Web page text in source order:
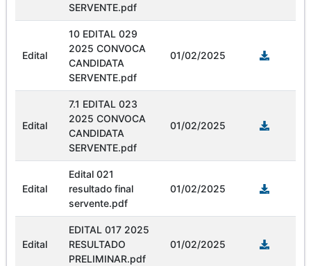
SERVENTE.pdf
Edital
10 EDITAL 029
2025 CONVOCA
CANDIDATA
SERVENTE.pdf
01/02/2025
Edital
7.1 EDITAL 023
2025 CONVOCA
CANDIDATA
SERVENTE.pdf
01/02/2025
Edital
Edital 021
resultado final
servente.pdf
01/02/2025
Edital
EDITAL 017 2025
RESULTADO
PRELIMINAR.pdf
01/02/2025